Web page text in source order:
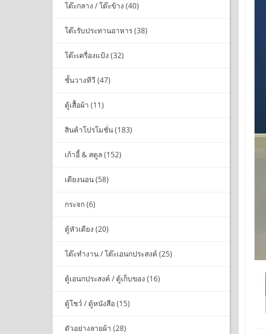
โต๊ะกลาง / โต๊ะข้าง (40)
โต๊ะรับประทานอาหาร (38)
โต๊ะเครื่องแป้ง (32)
ชั้นวางทีวี (47)
ตู้เสื้อผ้า (11)
สินค้าโปรโมชั่น (183)
เก้าอี้ & สตูล (152)
เตียงนอน (58)
กระจก (6)
ตู้หัวเตียง (20)
โต๊ะทำงาน / โต๊ะเอนกประสงค์ (25)
ตู้เอนกประสงค์ / ตู้เก็บของ (16)
ตู้โชว์ / ตู้หนังสือ (15)
ตัวอย่างลายผ้า (28)